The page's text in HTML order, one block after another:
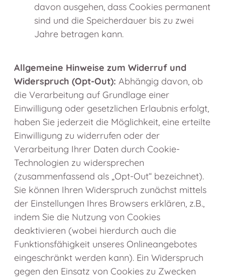
davon ausgehen, dass Cookies permanent
sind und die Speicherdauer bis zu zwei
Jahre betragen kann.
Allgemeine Hinweise zum Widerruf und
Widerspruch (Opt-Out): Abhängig davon, ob
die Verarbeitung auf Grundlage einer
Einwilligung oder gesetzlichen Erlaubnis erfolgt,
haben Sie jederzeit die Möglichkeit, eine erteilte
Einwilligung zu widerrufen oder der
Verarbeitung Ihrer Daten durch Cookie-
Technologien zu widersprechen
(zusammenfassend als „Opt-Out“ bezeichnet).
Sie können Ihren Widerspruch zunächst mittels
der Einstellungen Ihres Browsers erklären, z.B.,
indem Sie die Nutzung von Cookies
deaktivieren (wobei hierdurch auch die
Funktionsfähigkeit unseres Onlineangebotes
eingeschränkt werden kann). Ein Widerspruch
gegen den Einsatz von Cookies zu Zwecken